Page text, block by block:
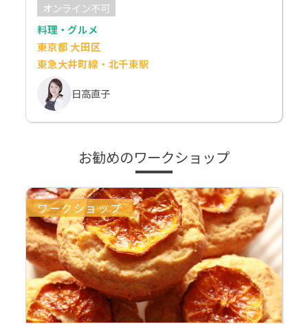
オンライン不可
料理・グルメ
東京都 大田区
東急大井町線・北千束駅
日高直子
お勧めのワークショップ
ワークショップ